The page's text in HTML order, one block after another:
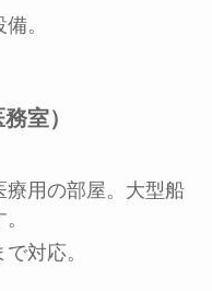
。
室）
療用の部屋。大型船
対応。